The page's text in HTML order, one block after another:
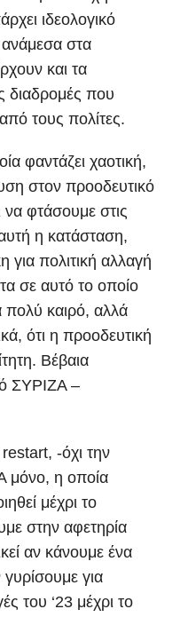
ιδεολογικό
ανάμεσα στα
και τα
που
τους πολίτες.
φαντάζει χαοτική,
στον προοδευτικό
φτάσουμε στις
η κατάσταση,
για πολιτική αλλαγή
σε αυτό το οποίο
πολύ καιρό, αλλά
ότι η προοδευτική
Βέβαια
ΣΥΡΙΖΑ –
restart, -όχι την
μόνο, η οποία
μέχρι το
στην αφετηρία
αν κάνουμε ένα
για
του ‘23 μέχρι το